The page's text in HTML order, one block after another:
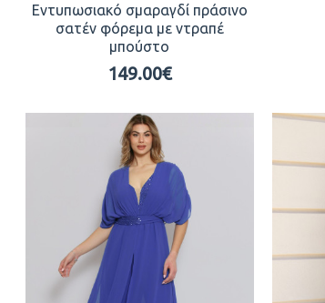
Εντυπωσιακό σμαραγδί πράσινο
σατέν φόρεμα με ντραπέ
μπούστο
149.00€